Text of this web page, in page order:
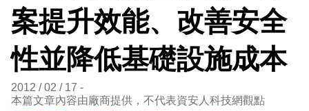
案提升效能、改善安全
性並降低基礎設施成本
2012 / 02 / 17
本篇文章內容由廠商提供，不代表資安人科技網觀點